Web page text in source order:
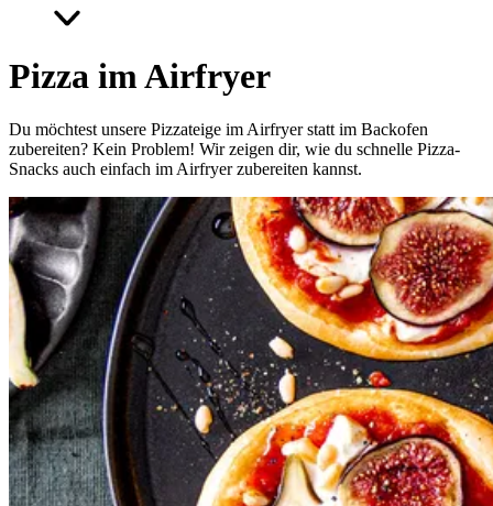
Pizza im Airfryer
Du möchtest unsere Pizzateige im Airfryer statt im Backofen
zubereiten? Kein Problem! Wir zeigen dir, wie du schnelle Pizza-
Snacks auch einfach im Airfryer zubereiten kannst.